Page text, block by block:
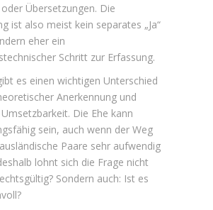
Übersetzungen. Die
ist also meist kein separates „Ja“
eher ein
Schritt zur Erfassung.
es einen wichtigen Unterschied
Anerkennung und
Die Ehe kann
sein, auch wenn der Weg
Paare sehr aufwendig
lohnt sich die Frage nicht
Sondern auch: Ist es